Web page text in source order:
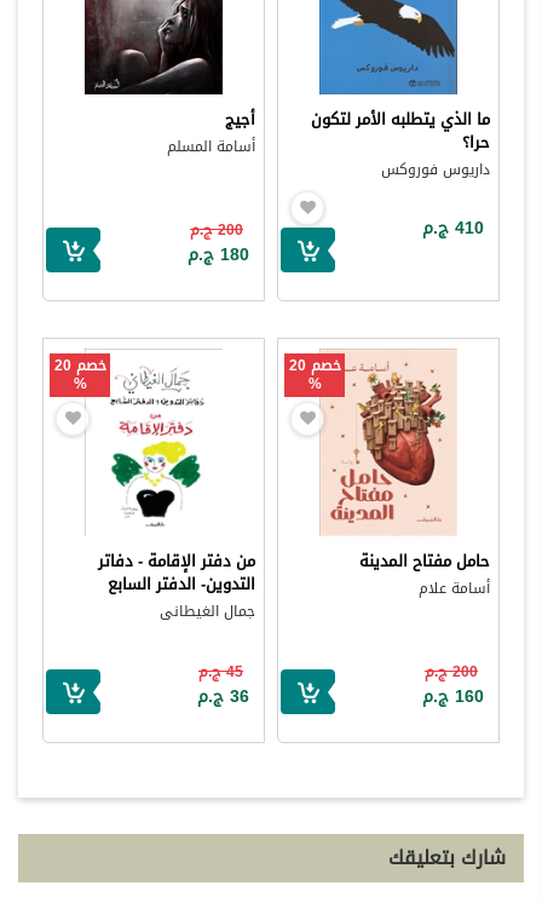
ما الذي يتطلبه الأمر لتكون
حرا؟
داريوس فوروكس
410 ج.م
أجيج
أسامة المسلم
200 ج.م
180 ج.م
خصم 20
%
حامل مفتاح المدينة
أسامة علام
200 ج.م
160 ج.م
خصم 20
%
من دفتر الإقامة - دفاتر
التدوين- الدفتر السابع
جمال الغيطانى
45 ج.م
36 ج.م
شارك بتعليقك